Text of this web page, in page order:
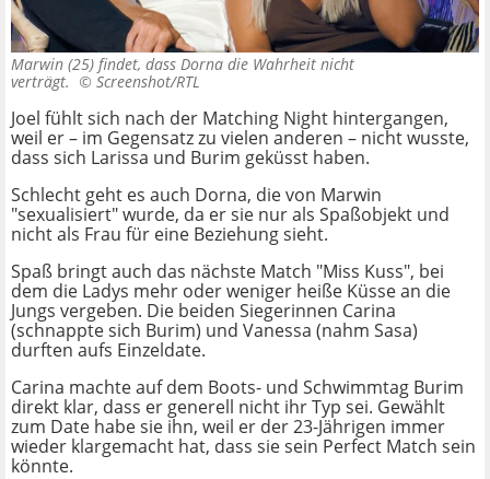
Marwin (25) findet, dass Dorna die Wahrheit nicht
verträgt. © Screenshot/RTL
Joel fühlt sich nach der Matching Night hintergangen,
weil er – im Gegensatz zu vielen anderen – nicht wusste,
dass sich Larissa und Burim geküsst haben.
Schlecht geht es auch Dorna, die von Marwin
"sexualisiert" wurde, da er sie nur als Spaßobjekt und
nicht als Frau für eine Beziehung sieht.
Spaß bringt auch das nächste Match "Miss Kuss", bei
dem die Ladys mehr oder weniger heiße Küsse an die
Jungs vergeben. Die beiden Siegerinnen Carina
(schnappte sich Burim) und Vanessa (nahm Sasa)
durften aufs Einzeldate.
Carina machte auf dem Boots- und Schwimmtag Burim
direkt klar, dass er generell nicht ihr Typ sei. Gewählt
zum Date habe sie ihn, weil er der 23-Jährigen immer
wieder klargemacht hat, dass sie sein Perfect Match sein
könnte.